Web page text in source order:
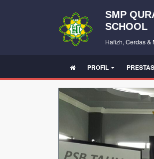
SMP
SCHOOL
Hafizh, Cerdas &
PROFIL